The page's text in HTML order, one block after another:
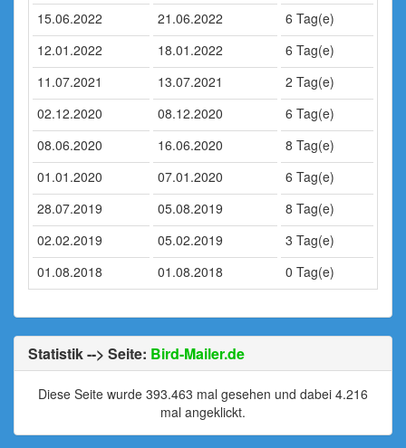
15.06.2022
21.06.2022
6 Tag(e)
12.01.2022
18.01.2022
6 Tag(e)
11.07.2021
13.07.2021
2 Tag(e)
02.12.2020
08.12.2020
6 Tag(e)
08.06.2020
16.06.2020
8 Tag(e)
01.01.2020
07.01.2020
6 Tag(e)
28.07.2019
05.08.2019
8 Tag(e)
02.02.2019
05.02.2019
3 Tag(e)
01.08.2018
01.08.2018 0 Tag(e)
Statistik --> Seite: Bird-Mailer.de
Diese Seite wurde 393.463 mal gesehen und dabei 4.216
mal angeklickt.